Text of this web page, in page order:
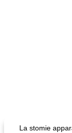
La stomie